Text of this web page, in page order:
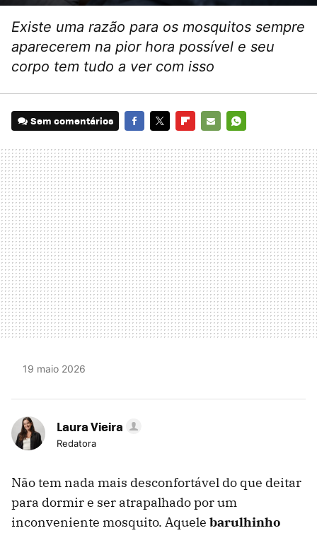
Existe uma razão para os mosquitos sempre
aparecerem na pior hora possível e seu
corpo tem tudo a ver com isso
Sem comentários
MAIL
19 maio 2026
Laura Vieira
Redatora
Não tem nada mais desconfortável do que deitar
para dormir e ser atrapalhado por um
inconveniente mosquito. Aquele barulhinho